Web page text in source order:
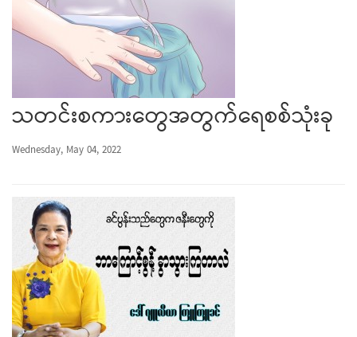
သတင်းစကားတွေအတွက်ရေစစ်သုံးခု
Wednesday, May 04, 2022